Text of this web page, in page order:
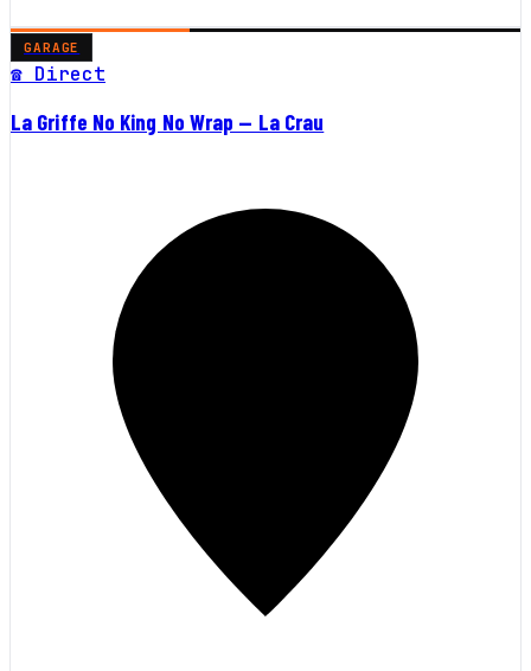
GARAGE
☎ Direct
La Griffe No King No Wrap — La Crau